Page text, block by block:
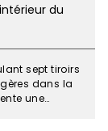
du
sept tiroirs
dans la
une